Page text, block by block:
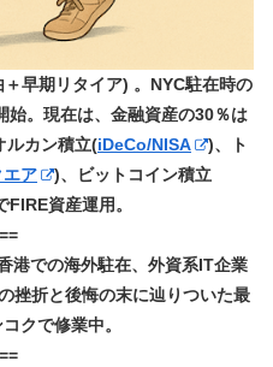
早期リタイア) 。NYC駐在時の
始。現在は、金融資産の30％は
ルカン積立(iDeCo/NISA
)、ト
エア
)、ビットコイン積立
FIRE資産運用。
港での海外駐在、外資系IT企業
挫折と後悔の末に辿りついた最
クで修業中。